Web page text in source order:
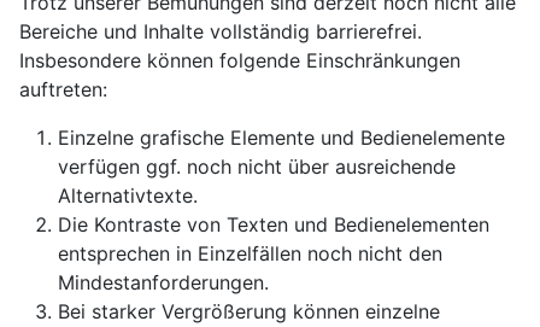
Bereiche und Inhalte vollständig barrierefrei.
Insbesondere können folgende Einschränkungen
auftreten:
Einzelne grafische Elemente und Bedienelemente
verfügen ggf. noch nicht über ausreichende
Alternativtexte.
Die Kontraste von Texten und Bedienelementen
entsprechen in Einzelfällen noch nicht den
Mindestanforderungen.
Bei starker Vergrößerung können einzelne